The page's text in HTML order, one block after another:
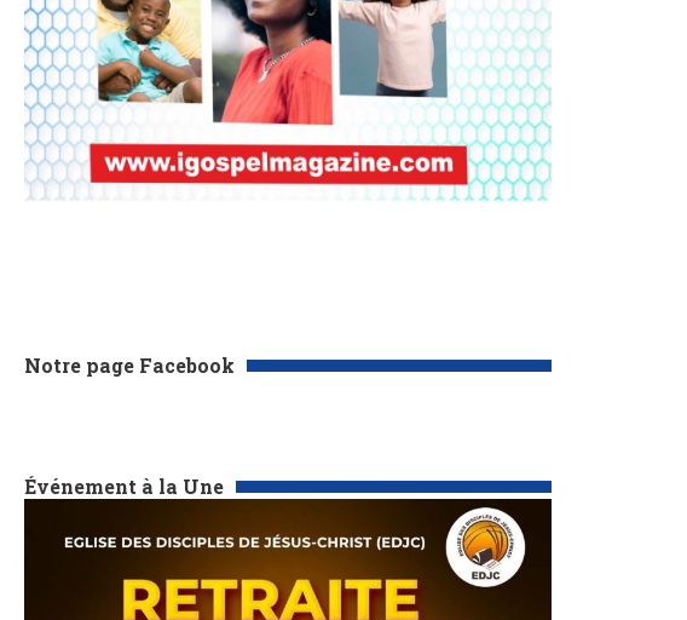
Notre page Facebook
Événement à la Une